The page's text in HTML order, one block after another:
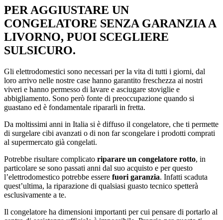
PER AGGIUSTARE UN
CONGELATORE SENZA GARANZIA A
LIVORNO, PUOI SCEGLIERE
SULSICURO.
Gli elettrodomestici sono necessari per la vita di tutti i giorni, dal
loro arrivo nelle nostre case hanno garantito freschezza ai nostri
viveri e hanno permesso di lavare e asciugare stoviglie e
abbigliamento. Sono però fonte di preoccupazione quando si
guastano ed è fondamentale ripararli in fretta.
Da moltissimi anni in Italia si è diffuso il congelatore, che ti permette
di surgelare cibi avanzati o di non far scongelare i prodotti comprati
al supermercato già congelati.
Potrebbe risultare complicato riparare un congelatore rotto, in
particolare se sono passati anni dal suo acquisto e per questo
l’elettrodomestico potrebbe essere fuori garanzia. Infatti scaduta
quest’ultima, la riparazione di qualsiasi guasto tecnico spetterà
esclusivamente a te.
Il congelatore ha dimensioni importanti per cui pensare di portarlo al